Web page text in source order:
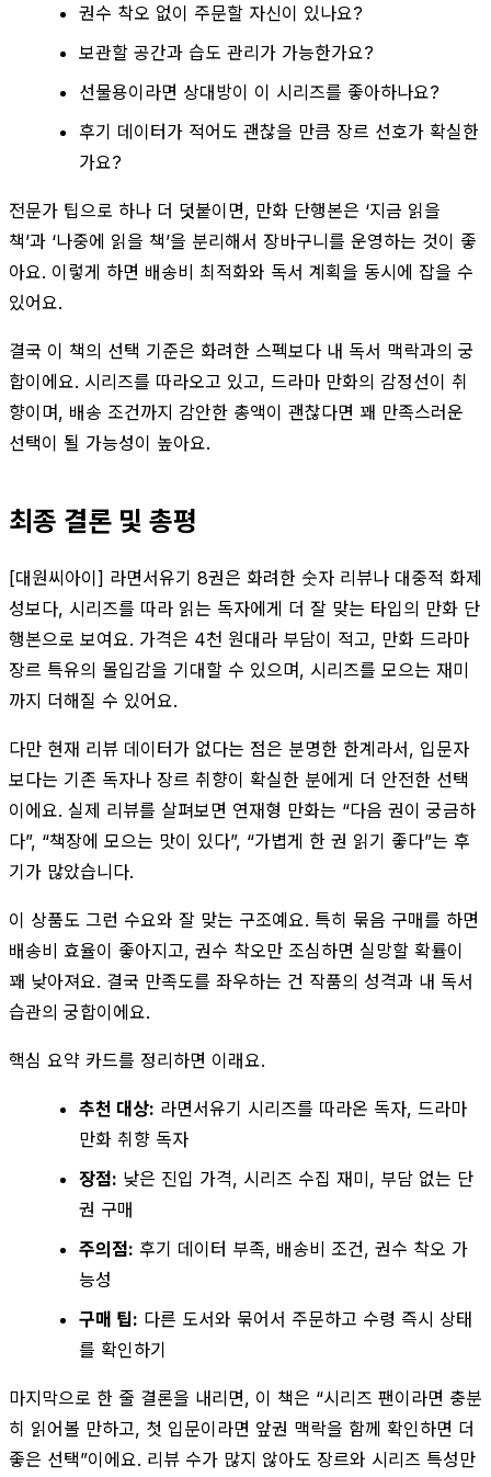
권수 착오 없이 주문할 자신이 있나요?
보관할 공간과 습도 관리가 가능한가요?
선물용이라면 상대방이 이 시리즈를 좋아하나요?
후기 데이터가 적어도 괜찮을 만큼 장르 선호가 확실한
가요?
전문가 팁으로 하나 더 덧붙이면, 만화 단행본은 ‘지금 읽을
책’과 ‘나중에 읽을 책’을 분리해서 장바구니를 운영하는 것이 좋
아요. 이렇게 하면 배송비 최적화와 독서 계획을 동시에 잡을 수
있어요.
결국 이 책의 선택 기준은 화려한 스펙보다 내 독서 맥락과의 궁
합이에요. 시리즈를 따라오고 있고, 드라마 만화의 감정선이 취
향이며, 배송 조건까지 감안한 총액이 괜찮다면 꽤 만족스러운
선택이 될 가능성이 높아요.
최종 결론 및 총평
[대원씨아이] 라면서유기 8권은 화려한 숫자 리뷰나 대중적 화제
성보다, 시리즈를 따라 읽는 독자에게 더 잘 맞는 타입의 만화 단
행본으로 보여요. 가격은 4천 원대라 부담이 적고, 만화 드라마
장르 특유의 몰입감을 기대할 수 있으며, 시리즈를 모으는 재미
까지 더해질 수 있어요.
다만 현재 리뷰 데이터가 없다는 점은 분명한 한계라서, 입문자
보다는 기존 독자나 장르 취향이 확실한 분에게 더 안전한 선택
이에요. 실제 리뷰를 살펴보면 연재형 만화는 “다음 권이 궁금하
다”, “책장에 모으는 맛이 있다”, “가볍게 한 권 읽기 좋다”는 후
기가 많았습니다.
이 상품도 그런 수요와 잘 맞는 구조예요. 특히 묶음 구매를 하면
배송비 효율이 좋아지고, 권수 착오만 조심하면 실망할 확률이
꽤 낮아져요. 결국 만족도를 좌우하는 건 작품의 성격과 내 독서
습관의 궁합이에요.
핵심 요약 카드를 정리하면 이래요.
추천 대상: 라면서유기 시리즈를 따라온 독자, 드라마
만화 취향 독자
장점: 낮은 진입 가격, 시리즈 수집 재미, 부담 없는 단
권 구매
주의점: 후기 데이터 부족, 배송비 조건, 권수 착오 가
능성
구매 팁: 다른 도서와 묶어서 주문하고 수령 즉시 상태
를 확인하기
마지막으로 한 줄 결론을 내리면, 이 책은 “시리즈 팬이라면 충분
히 읽어볼 만하고, 첫 입문이라면 앞권 맥락을 함께 확인하면 더
좋은 선택”이에요. 리뷰 수가 많지 않아도 장르와 시리즈 특성만